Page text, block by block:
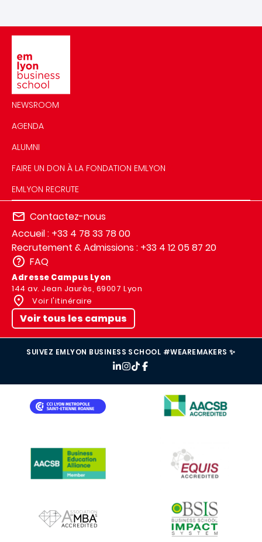
NEWSROOM
AGENDA
ALUMNI
FAIRE UN DON À LA FONDATION EMLYON
EMLYON RECRUTE
Contactez-nous
Accueil : +33 4 78 33 78 00
Recrutement & Admissions : +33 4 12 05 87 20
FAQ
Adresse Campus Lyon
144 av. Jean Jaurès, 69007 Lyon
Voir l'itinéraire
Voir tous les campus
SUIVEZ EMLYON BUSINESS SCHOOL #WEAREMAKERS ✨
IMAGE
IMAGE
IMAGE